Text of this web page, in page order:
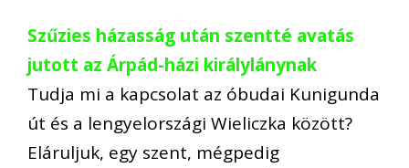
Szűzies házasság után szentté avatás
jutott az Árpád-házi királylánynak
Tudja mi a kapcsolat az óbudai Kunigunda
út és a lengyelországi Wieliczka között?
Eláruljuk, egy szent, mégpedig